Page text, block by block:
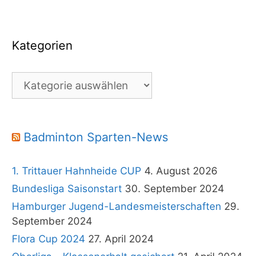
Kategorien
Kategorien
Badminton Sparten-News
1. Trittauer Hahnheide CUP 4. August 2026
Bundesliga Saisonstart 30. September 2024
Hamburger Jugend-Landesmeisterschaften 29.
September 2024
Flora Cup 2024 27. April 2024